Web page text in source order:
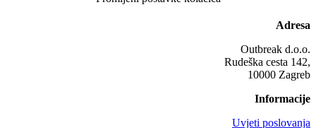
Adresa
Outbreak d.o.o.
Rudeška cesta 142,
10000 Zagreb
Informacije
Uvjeti poslovanja